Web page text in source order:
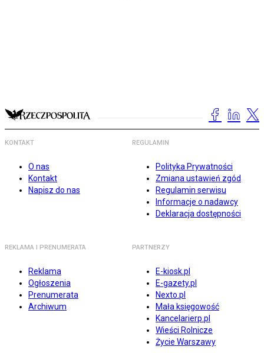
KONTAKT
O nas
Kontakt
Napisz do nas
REGULAMIN
Polityka Prywatności
Zmiana ustawień zgód
Regulamin serwisu
Informacje o nadawcy
Deklaracja dostępności
REKLAMA I PRENUMERATA
Reklama
Ogłoszenia
Prenumerata
Archiwum
PARTNERZY
E-kiosk.pl
E-gazety.pl
Nexto.pl
Mała księgowość
Kancelarierp.pl
Wieści Rolnicze
Życie Warszawy